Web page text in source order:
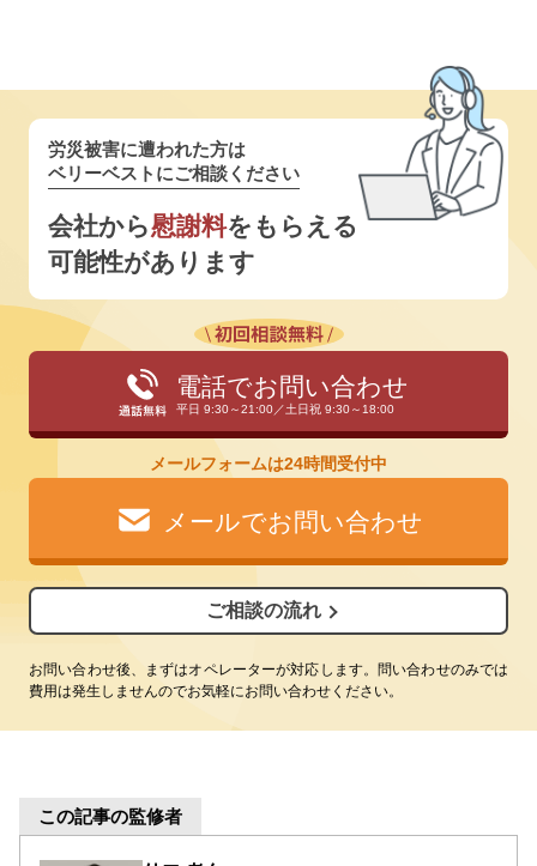
労災被害に遭われた方は
ベリーベストにご相談ください
会社から慰謝料をもらえる
可能性があります
電話でお問い合わせ
平日 9:30～21:00／土日祝 9:30～18:00
メールフォームは24時間受付中
メールでお問い合わせ
ご相談の流れ
お問い合わせ後、まずはオペレーターが対応します。問い合わせのみでは
費用は発生しませんのでお気軽にお問い合わせください。
この記事の監修者